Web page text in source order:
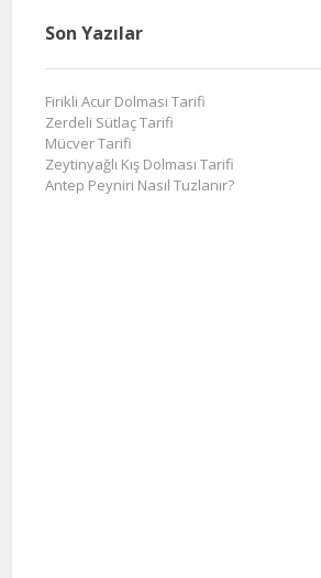
Son Yazılar
Firikli Acur Dolması Tarifi
Zerdeli Sütlaç Tarifi
Mücver Tarifi
Zeytinyağlı Kış Dolması Tarifi
Antep Peyniri Nasıl Tuzlanır?